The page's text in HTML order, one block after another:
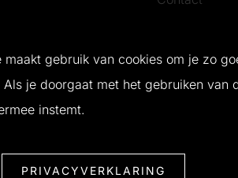
maakt gebruik van cookies om je zo
je doorgaat met het gebruiken van
instemt.
PRIVACYVERKLARING